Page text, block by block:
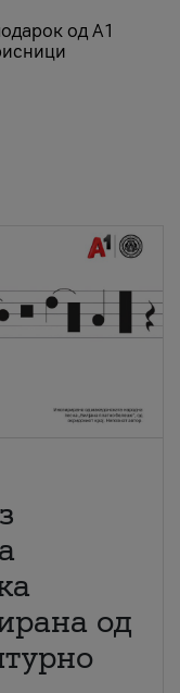
од А1
од